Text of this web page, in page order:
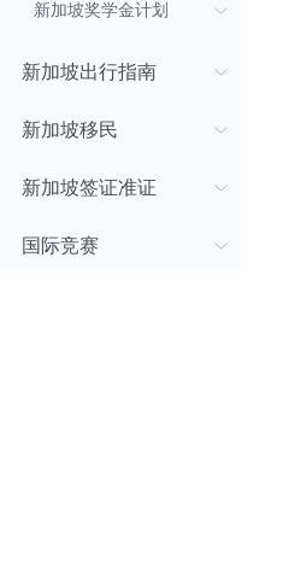
新加坡奖学金计划
新加坡出行指南
新加坡移民
新加坡签证准证
国际竞赛